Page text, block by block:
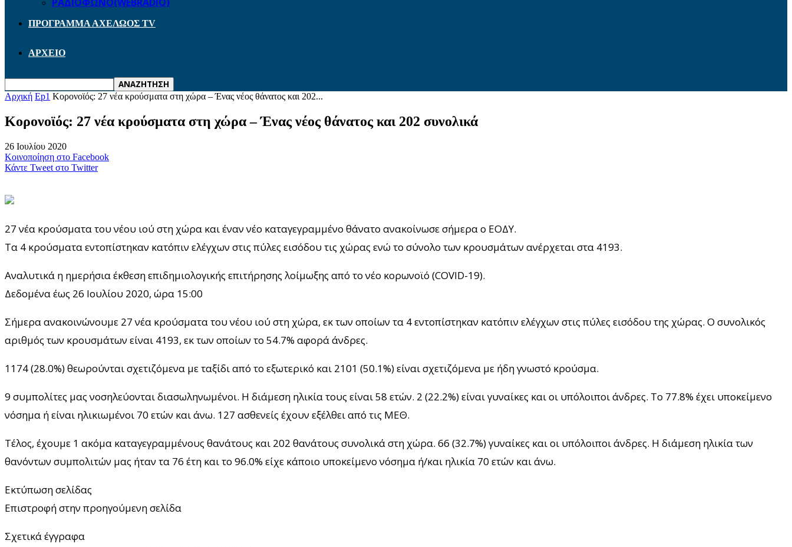
ΠΡΟΓΡΑΜΜΑ ΑΧΕΛΩΟΣ TV
ΑΡΧΕΙΟ
Αρχική Ep1 Κορονοϊός: 27 νέα κρούσματα στη χώρα – Ένας νέος θάνατος και 202...
Κορονοϊός: 27 νέα κρούσματα στη χώρα – Ένας νέος θάνατος και 202 συνολικά
26 Ιουλίου 2020
Κοινοποίηση στο Facebook
Κάντε Tweet στο Twitter
27 νέα κρούσματα του νέου ιού στη χώρα και έναν νέο καταγεγραμμένο θάνατο ανακοίνωσε σήμερα ο ΕΟΔΥ.
Τα 4 κρούσματα εντοπίστηκαν κατόπιν ελέγχων στις πύλες εισόδου τις χώρας ενώ το σύνολο των κρουσμάτων ανέρχεται στα 4193.
Αναλυτικά η ημερήσια έκθεση επιδημιολογικής επιτήρησης λοίμωξης από το νέο κορωνοϊό (COVID-19).
Δεδομένα έως 26 Ιουλίου 2020, ώρα 15:00
Σήμερα ανακοινώνουμε 27 νέα κρούσματα του νέου ιού στη χώρα, εκ των οποίων τα 4 εντοπίστηκαν κατόπιν ελέγχων στις πύλες εισόδου της χώρας. Ο συνολικός
αριθμός των κρουσμάτων είναι 4193, εκ των οποίων το 54.7% αφορά άνδρες.
1174 (28.0%) θεωρούνται σχετιζόμενα με ταξίδι από το εξωτερικό και 2101 (50.1%) είναι σχετιζόμενα με ήδη γνωστό κρούσμα.
9 συμπολίτες μας νοσηλεύονται διασωληνωμένοι. Η διάμεση ηλικία τους είναι 58 ετών. 2 (22.2%) είναι γυναίκες και οι υπόλοιποι άνδρες. To 77.8% έχει υποκείμενο
νόσημα ή είναι ηλικιωμένοι 70 ετών και άνω. 127 ασθενείς έχουν εξέλθει από τις ΜΕΘ.
Τέλος, έχουμε 1 ακόμα καταγεγραμμένους θανάτους και 202 θανάτους συνολικά στη χώρα. 66 (32.7%) γυναίκες και οι υπόλοιποι άνδρες. Η διάμεση ηλικία των
θανόντων συμπολιτών μας ήταν τα 76 έτη και το 96.0% είχε κάποιο υποκείμενο νόσημα ή/και ηλικία 70 ετών και άνω.
Εκτύπωση σελίδας
Επιστροφή στην προηγούμενη σελίδα
Σχετικά έγγραφα